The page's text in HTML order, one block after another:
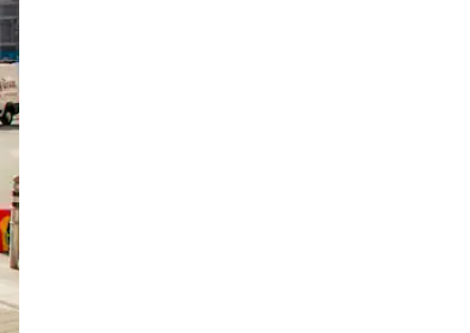
თუ თითის გასმის ჟესტები.